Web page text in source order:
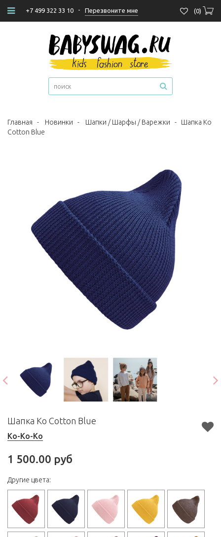
+7 499 322 33 10 - Перезвоните мне (0)
Главная - Новинки - Шапки / Шарфы / Варежки - Шапка Ko
Cotton Blue
Шапка Ko Cotton Blue
Ko-Ko-Ko
1 500.00 руб
Другие цвета: